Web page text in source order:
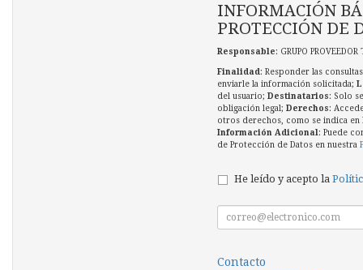
INFORMACIÓN
PROTECCIÓN DE
Responsable: GRUPO
Finalidad: Responder las
enviarle la información solicitada;
del usuario; Destinatarios: Solo
obligación legal; Derechos:
otros derechos, como se indica en
Información Adicional: Puede
de Protección de Datos en nuestra
He leído y acepto la
Contacto